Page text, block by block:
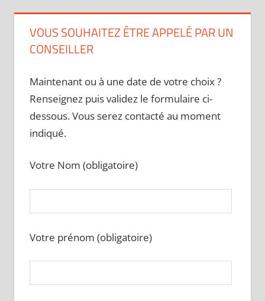
VOUS SOUHAITEZ ÊTRE APPELÉ PAR UN
CONSEILLER
Maintenant ou à une date de votre choix ?
Renseignez puis validez le formulaire ci-
dessous. Vous serez contacté au moment
indiqué.
Votre Nom (obligatoire)
Votre prénom (obligatoire)